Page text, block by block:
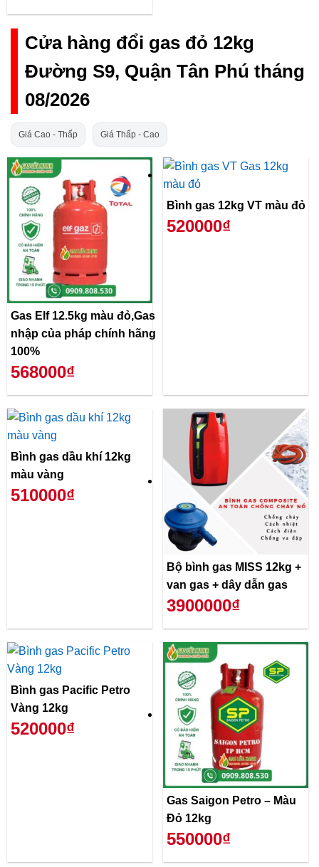
Cửa hàng đổi gas đỏ 12kg
Đường S9, Quận Tân Phú tháng
08/2026
Giá Cao - Thấp Giá Thấp - Cao
Gas Elf 12.5kg màu đỏ,Gas
nhập của pháp chính hãng
100%
568000₫
Bình gas 12kg VT màu đỏ
520000₫
Bình gas dầu khí 12kg
màu vàng
510000₫
Bộ bình gas MISS 12kg +
van gas + dây dẫn gas
3900000₫
Bình gas Pacific Petro
Vàng 12kg
520000₫
Gas Saigon Petro – Màu
Đỏ 12kg
550000₫